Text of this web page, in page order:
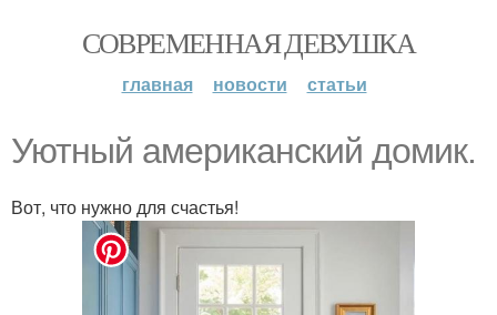
СОВРЕМЕННАЯ ДЕВУШКА
главная новости статьи
Уютный американский домик.
Вот, что нужно для счастья!